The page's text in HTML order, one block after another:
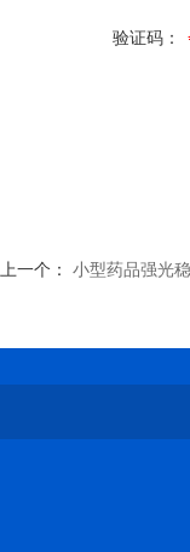
验证码：
上一个： 小型药品强光